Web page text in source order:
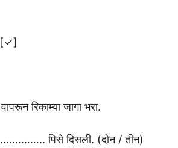
[✓]
रिकाम्या जागा भरा.
पिसे दिसली. (दोन / तीन)